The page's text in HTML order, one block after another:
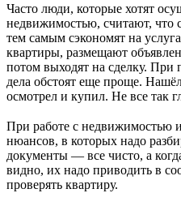
Часто люди, которые хотят
недвижимостью, считают, что
тем самым сэкономят на
квартиры, размещают
потом выходят на сделку. При
дела обстоят еще проще.
осмотрел и купил. Не все так
При работе с недвижимостью
нюансов, в которых надо
документы — все чисто, а
видно, их надо приводить в
проверять квартиру.